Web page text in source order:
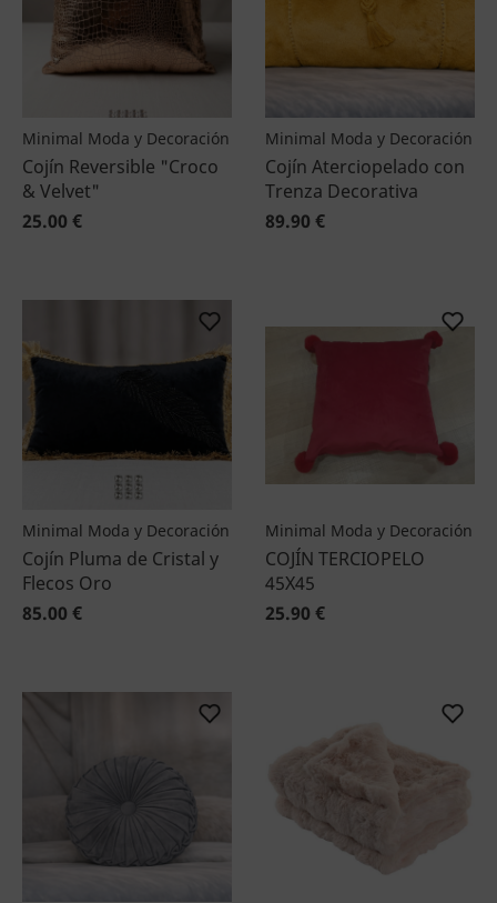
Minimal Moda y Decoración
Cojín Reversible "Croco
& Velvet"
25.00 €
Minimal Moda y Decoración
Cojín Aterciopelado con
Trenza Decorativa
89.90 €
Minimal Moda y Decoración
Cojín Pluma de Cristal y
Flecos Oro
85.00 €
Minimal Moda y Decoración
COJÍN TERCIOPELO
45X45
25.90 €